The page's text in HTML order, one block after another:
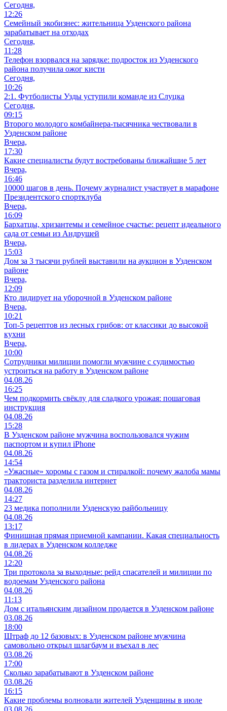
Сегодня,
12:26
Семейный экобизнес: жительница Узденского района
зарабатывает на отходах
Сегодня,
11:28
Телефон взорвался на зарядке: подросток из Узденского
района получила ожог кисти
Сегодня,
10:26
2:1. Футболисты Узды уступили команде из Слуцка
Сегодня,
09:15
Второго молодого комбайнера-тысячника чествовали в
Узденском районе
Вчера,
17:30
Какие специалисты будут востребованы ближайшие 5 лет
Вчера,
16:46
10000 шагов в день. Почему журналист участвует в марафоне
Президентского спортклуба
Вчера,
16:09
Бархатцы, хризантемы и семейное счастье: рецепт идеального
сада от семьи из Андрушей
Вчера,
15:03
Дом за 3 тысячи рублей выставили на аукцион в Узденском
районе
Вчера,
12:09
Кто лидирует на уборочной в Узденском районе
Вчера,
10:21
Топ-5 рецептов из лесных грибов: от классики до высокой
кухни
Вчера,
10:00
Сотрудники милиции помогли мужчине с судимостью
устроиться на работу в Узденском районе
04.08.26
16:25
Чем подкормить свёклу для сладкого урожая: пошаговая
инструкция
04.08.26
15:28
В Узденском районе мужчина воспользовался чужим
паспортом и купил iPhone
04.08.26
14:54
«Ужасные» хоромы с газом и стиралкой: почему жалоба мамы
тракториста разделила интернет
04.08.26
14:27
23 медика пополнили Узденскую райбольницу
04.08.26
13:17
Финишная прямая приемной кампании. Какая специальность
в лидерах в Узденском колледже
04.08.26
12:20
Три протокола за выходные: рейд спасателей и милиции по
водоемам Узденского района
04.08.26
11:13
Дом с итальянским дизайном продается в Узденском районе
03.08.26
18:00
Штраф до 12 базовых: в Узденском районе мужчина
самовольно открыл шлагбаум и въехал в лес
03.08.26
17:00
Сколько зарабатывают в Узденском районе
03.08.26
16:15
Какие проблемы волновали жителей Узденщины в июле
03.08.26